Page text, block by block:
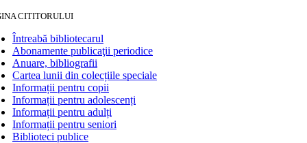
CITITORULUI
Întreabă bibliotecarul
Abonamente publicaţii periodice
Anuare, bibliografii
Cartea lunii din colecțiile speciale
Informații pentru copii
Informații pentru adolescenți
Informații pentru adulți
Informații pentru seniori
Biblioteci publice